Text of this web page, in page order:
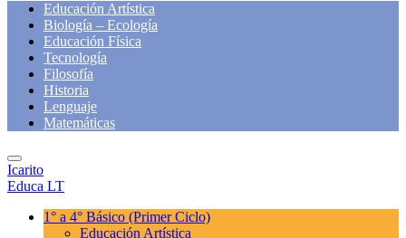
Educación Artística
Biología – Ecología
Educación Física
Tecnología
Filosofía
Historia
Lenguaje
Matemáticas
Icarito
Educa LT
1° a 4° Básico (Primer Ciclo)
Educación Artística